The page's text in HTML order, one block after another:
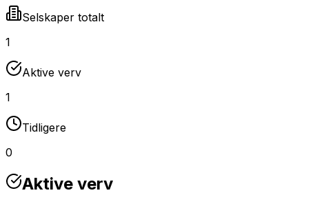
Selskaper totalt
1
Aktive verv
1
Tidligere
0
Aktive verv